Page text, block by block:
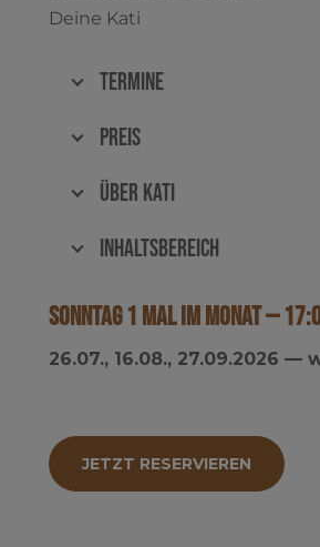
Dei­ne Kati
Termine
Preis
Über Kati
Inhaltsbereich
Sonntag 1 mal im Monat —
26.07., 16.08., 27.09.2026
JETZT RESER­VIE­REN